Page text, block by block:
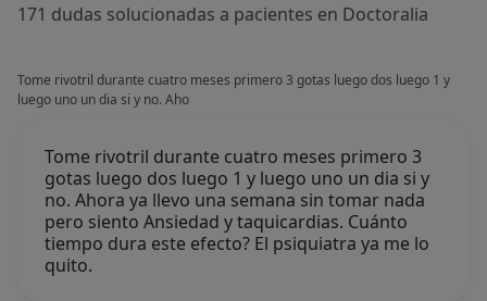
171 dudas solucionadas a pacientes en Doctoralia
Tome rivotril durante cuatro meses primero 3 gotas luego dos luego 1 y
luego uno un dia si y no. Aho
Tome rivotril durante cuatro meses primero 3
gotas luego dos luego 1 y luego uno un dia si y
no. Ahora ya llevo una semana sin tomar nada
pero siento Ansiedad y taquicardias. Cuánto
tiempo dura este efecto? El psiquiatra ya me lo
quito.